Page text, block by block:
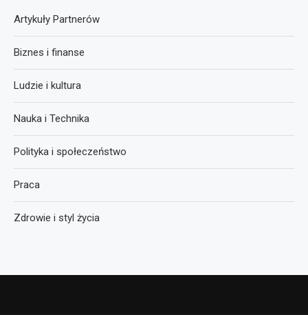
Artykuły Partnerów
Biznes i finanse
Ludzie i kultura
Nauka i Technika
Polityka i społeczeństwo
Praca
Zdrowie i styl życia